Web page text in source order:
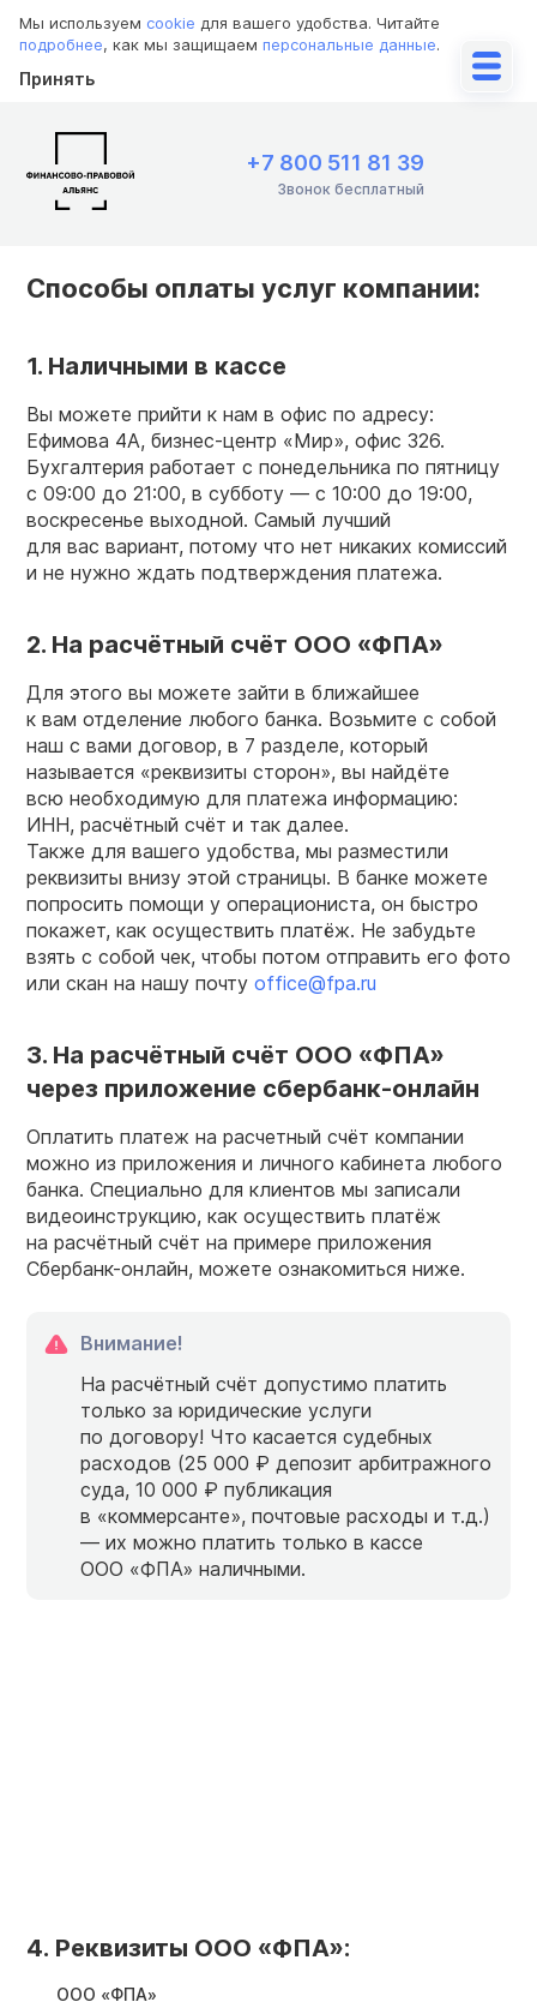
Мы используем cookie для вашего удобства. Читайте
подробнее, как мы защищаем персональные данные.
Принять
+7 800 511 81 39
Звонок бесплатный
Способы оплаты услуг компании:
1. Наличными в кассе
Вы можете прийти к нам в офис по адресу:
Ефимова 4А, бизнес-центр «Мир», офис 326.
Бухгалтерия работает с понедельника по пятницу
с 09:00 до 21:00, в субботу — с 10:00 до 19:00,
воскресенье выходной. Самый лучший
для вас вариант, потому что нет никаких комиссий
и не нужно ждать подтверждения платежа.
2. На расчётный счёт ООО «ФПА»
Для этого вы можете зайти в ближайшее
к вам отделение любого банка. Возьмите с собой
наш с вами договор, в 7 разделе, который
называется «реквизиты сторон», вы найдёте
всю необходимую для платежа информацию:
ИНН, расчётный счёт и так далее.
Также для вашего удобства, мы разместили
реквизиты внизу этой страницы. В банке можете
попросить помощи у операциониста, он быстро
покажет, как осуществить платёж. Не забудьте
взять с собой чек, чтобы потом отправить его фото
или скан на нашу почту office@fpa.ru
3. На расчётный счёт ООО «ФПА»
через приложение сбербанк-онлайн
Оплатить платеж на расчетный счёт компании
можно из приложения и личного кабинета любого
банка. Специально для клиентов мы записали
видеоинструкцию, как осуществить платёж
на расчётный счёт на примере приложения
Сбербанк-онлайн, можете ознакомиться ниже.
Внимание!
На расчётный счёт допустимо платить
только за юридические услуги
по договору! Что касается судебных
расходов (25 000 ₽ депозит арбитражного
суда, 10 000 ₽ публикация
в «коммерсанте», почтовые расходы и т.д.)
— их можно платить только в кассе
ООО «ФПА» наличными.
4. Реквизиты ООО «ФПА»:
ООО «ФПА»